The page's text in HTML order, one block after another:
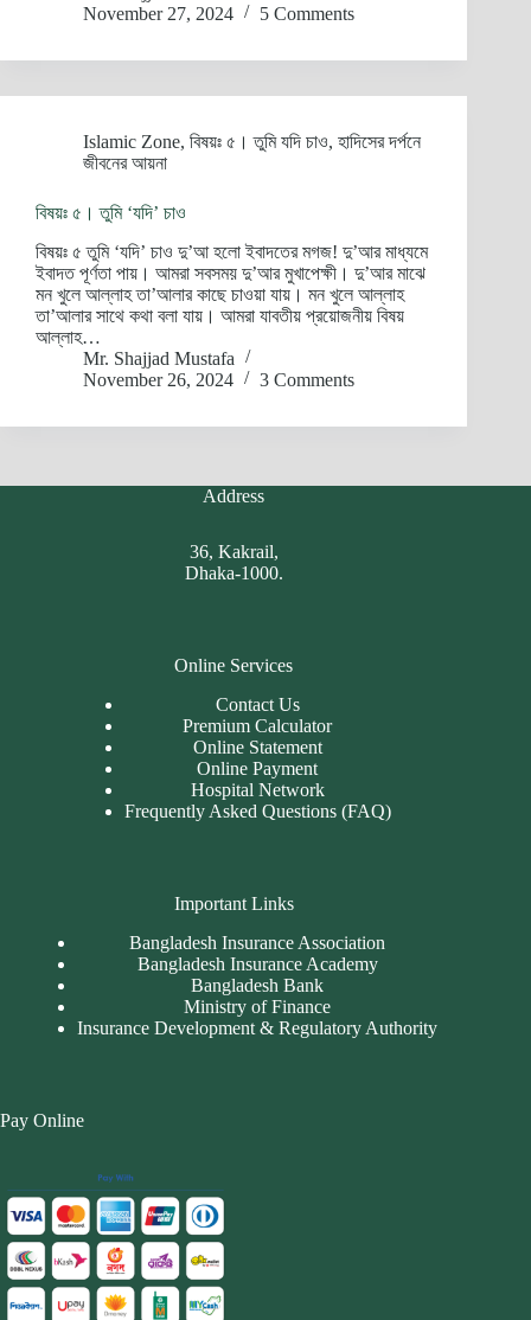
November 27, 2024
5 Comments
Islamic Zone, বিষয়ঃ ৫। তুমি যদি চাও, হাদিসের দর্পনে
জীবনের আয়না
বিষয়ঃ ৫। তুমি ‘যদি’ চাও
বিষয়ঃ ৫ তুমি ‘যদি’ চাও দু’আ হলো ইবাদতের মগজ! দু’আর মাধ্যমে
ইবাদত পূর্ণতা পায়। আমরা সবসময় দু’আর মুখাপেক্ষী। দু’আর মাঝে
মন খুলে আল্লাহ তা’আলার কাছে চাওয়া যায়। মন খুলে আল্লাহ
তা’আলার সাথে কথা বলা যায়। আমরা যাবতীয় প্রয়োজনীয় বিষয়
আল্লাহ…
Mr. Shajjad Mustafa
November 26, 2024
3 Comments
Address
36, Kakrail,
Dhaka-1000.
Online Services
Contact Us
Premium Calculator
Online Statement
Online Payment
Hospital Network
Frequently Asked Questions (FAQ)
Important Links
Bangladesh Insurance Association
Bangladesh Insurance Academy
Bangladesh Bank
Ministry of Finance
Insurance Development & Regulatory Authority
Pay Online